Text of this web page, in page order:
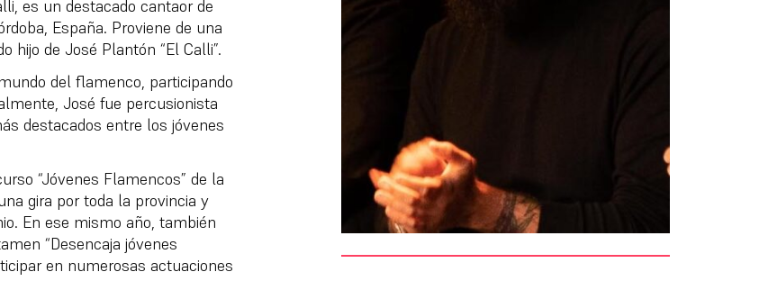
es un destacado cantaor de
España. Proviene de una
hijo de José Plantón “El Calli”.
del flamenco, participando
José fue percusionista
destacados entre los jóvenes
“Jóvenes Flamencos” de la
gira por toda la provincia y
En ese mismo año, también
“Desencaja jóvenes
en numerosas actuaciones